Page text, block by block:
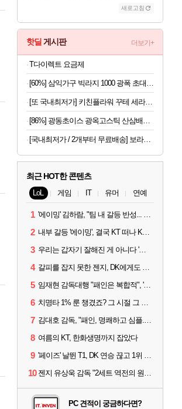
새로고침
핫딜 게시판 더보기+
T다이렉트 요금제
[또 국내최저가] 키친플라워 꾸테 세라믹 인덕션 냄비 편수 18cm x 2개
[국내최저가 / 2개부터 무료배송] 보라톡스 보라효소101 곡물발효효소 프로바이오틱스 30포
최근 HOT한 콘텐츠
LoL 게임 IT 유머 연예
1 '에이밍' 김하람, "팀 내 갈등 반성... 끝까지 뛰고 싶었다"
2 내부 갈등 '에이밍', 결국 KT 떠나 KRX로...'지우'와 트레이드
3 우리는 갑자기 잘해진 게 아니다 '씨맥' 김대호 감독의 자신감
4 갈피를 잡지 못한 젠지, DK에게도 0:2 패배
5 임재현 감독대행 "패인은 복합적", '도란' "팀에 과부하 왔다"
6 치명타 1% 룬 챙겼죠? 그 시절 그 감성 '롤 클래식' 30일 출시
7 김대호 감독, "패인, 명쾌하고 심플...다시 힘낼 수 있어"
8 여름의 KT, 한화생명까지 잡았다
9 '페이즈' 날뛴 T1, DK 연승 끊고 1위 지켜
10 젠지 유상욱 감독 "2세트 역전의 원인...너무 급했다"
PC 견적이 궁금하다면?